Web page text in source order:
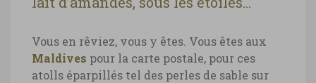
Vous en rêviez, vous y êtes. Vous êtes aux
Maldives pour la carte postale, pour ces
atolls éparpillés tel des perles de sable sur